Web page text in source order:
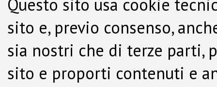
Questo sito usa cookie
sito e, previo consenso,
sia nostri che di terze parti,
sito e proporti contenuti e